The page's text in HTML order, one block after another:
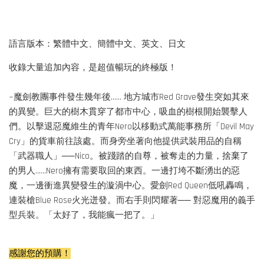
語言版本：繁體中文、簡體中文、英文、日文
收錄大量追加內容，是超值暢玩的終極版！
~魔劍教團事件發生幾年後…… 地方城市Red Grave發生突如其來
的異變。巨大的樹木貫穿了都市中心，吸血的樹根開始襲擊人
們。以擊退惡魔維生的青年Nero以移動式萬能事務所「Devil May
Cry」的貨車前往該處。而身旁坐著向他提供武裝用品的自稱
「武器職人」──Nico。被踐踏的自尊，被奪走的力量，捨棄了
的男人……Nero擁有需要取回的東西。一邊打垮不斷湧出的惡
魔，一邊衝進異變發生的漩渦中心。愛劍Red Queen低吼轟鳴，
連裝槍Blue Rose火光迸發。而右手則閃耀著── 對惡魔用的義手
型兵裝。「太好了，我能瘋一把了。」
感謝您的預購！